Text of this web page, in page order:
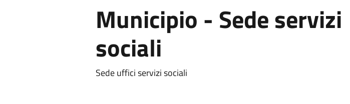
Municipio - Sede servizi
sociali
Sede uffici servizi sociali